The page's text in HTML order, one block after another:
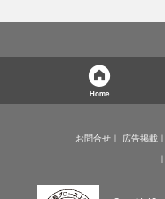
Home
お問合せ 広告掲載